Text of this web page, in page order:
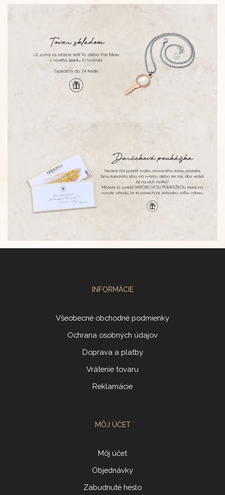
INFORMÁCIE
Všeobecné obchodné podmienky
Ochrana osobných údajov
Doprava a platby
Vrátenie tovaru
Reklamácie
MÔJ ÚČET
Môj účet
Objednávky
Zabudnuté heslo